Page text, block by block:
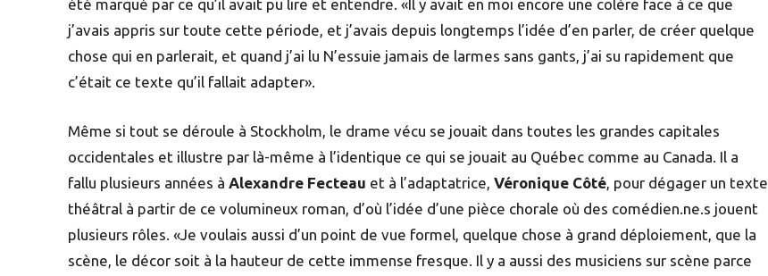
été marqué par ce qu’il avait pu lire et entendre. «Il y avait en moi encore une colère face à ce que
j’avais appris sur toute cette période, et j’avais depuis longtemps l’idée d’en parler, de créer quelque
chose qui en parlerait, et quand j’ai lu N’essuie jamais de larmes sans gants, j’ai su rapidement que
c’était ce texte qu’il fallait adapter».
Même si tout se déroule à Stockholm, le drame vécu se jouait dans toutes les grandes capitales
occidentales et illustre par là-même à l’identique ce qui se jouait au Québec comme au Canada. Il a
fallu plusieurs années à Alexandre Fecteau et à l’adaptatrice, Véronique Côté , pour dégager un texte
théâtral à partir de ce volumineux roman, d’où l’idée d’une pièce chorale où des comédien.ne.s jouent
plusieurs rôles. «Je voulais aussi d’un point de vue formel, quelque chose à grand déploiement, que la
scène, le décor soit à la hauteur de cette immense fresque. Il y a aussi des musiciens sur scène parce